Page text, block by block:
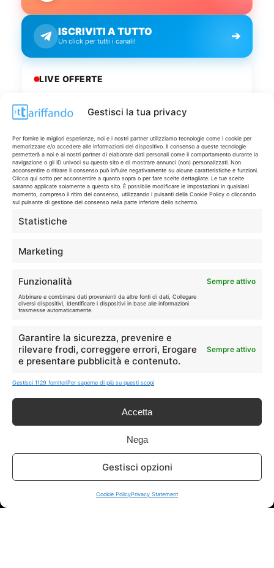
Gestisci la tua privacy
Per fornire le migliori esperienze, noi e i nostri partner utilizziamo tecnologie come i cookie per
memorizzare e/o accedere alle informazioni del dispositivo. Il consenso a queste tecnologie
permetterà a noi e ai nostri partner di elaborare dati personali come il comportamento durante la
navigazione o gli ID univoci su questo sito e di mostrare annunci (non) personalizzati. Non
acconsentire o ritirare il consenso può influire negativamente su alcune caratteristiche e funzioni.
Clicca qui sotto per acconsentire a quanto sopra o per fare scelte dettagliate. Le tue scelte
saranno applicate solamente a questo sito. È possibile modificare le impostazioni in qualsiasi
momento, compreso il ritiro del consenso, utilizzando i pulsanti della Cookie Policy o cliccando
sul pulsante di gestione del consenso nella parte inferiore dello schermo.
Statistiche
Marketing
Funzionalità Sempre attivo
Abbinare e combinare dati provenienti da altre fonti di dati, Collegare
diversi dispositivi, Identificare i dispositivi in base alle informazioni
trasmesse automaticamente.
Garantire la sicurezza, prevenire e
rilevare frodi, correggere errori, Erogare
e presentare pubblicità e contenuto.
Sempre attivo
Gestisci 1129 fornitoriPer saperne di più su questi scopi
Accetta
Nega
Gestisci opzioni
Cookie PolicyPrivacy Statement
ISCRIVITI A TUTTO
Un click per tutti i canali! ➔
LIVE OFFERTE
🔥 💻
🛒
Spesa
👗
Moda
🏠 💎
Disclaimer
segnalate possono subire variazioni: verifica sempre le condizioni
sui siti ufficiali.
Info
In qualità di Affiliato Amazon ed eBay, Tariffando riceve un
guadagno dagli acquisti idonei.
Cookie Policy